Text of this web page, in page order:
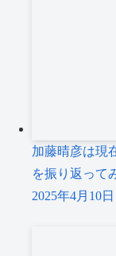
加藤晴彦は現
を振り返って
2025年4月10日